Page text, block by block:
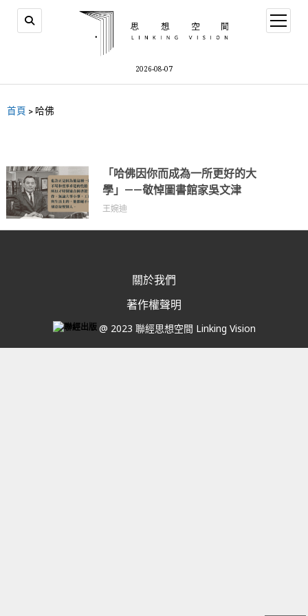
2026-08-07
首頁 > 哈佛
「哈佛因你而成為一所更好的大
學」——敬悼圖書館家吳文津
王婉迪
關於我們
著作權聲明
@ 2023 聯經思想空間 Linking Vision